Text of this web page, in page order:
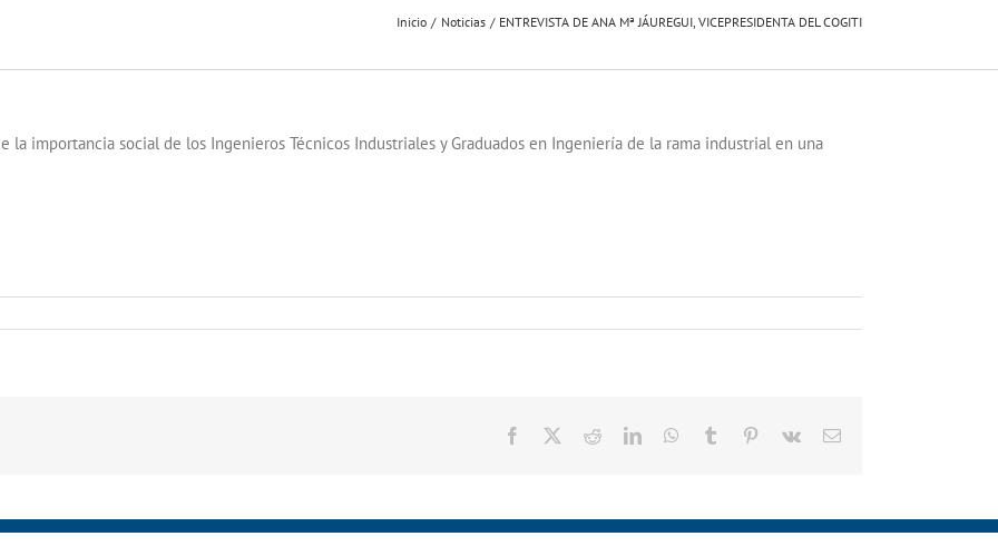
Inicio Noticias ENTREVISTA DE ANA Mª JÁUREGUI, VICEPRESIDENTA DEL COGITI
la importancia social de los Ingenieros Técnicos Industriales y Graduados en Ingeniería de la rama industrial en una
Facebook RedditLinkedInWhatsApp
Tumblr Pinterest
Vk
Correo